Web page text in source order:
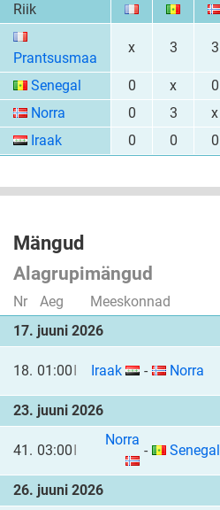
Riik
Prantsusmaa
x 3 3
Senegal 0 x 0
Norra
0 3 x
Iraak
0 0 0
Mängud
Alagrupimängud
Nr Aeg Meeskonnad
17. juuni 2026
18. 01:00I Iraak - Norra
23. juuni 2026
41. 03:00I
Norra
- Senegal
26. juuni 2026